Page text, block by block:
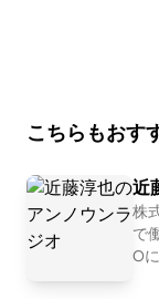
な価値観を共
UPを開催しま
本山雅 代表取
年にヴァンフ
2004年に松本
か。近年、ポ
ーカルプレイ
す。一方で、
いるものの、
ながるのかは
トでは、ポッ
こちらもおす
近
株
で
O